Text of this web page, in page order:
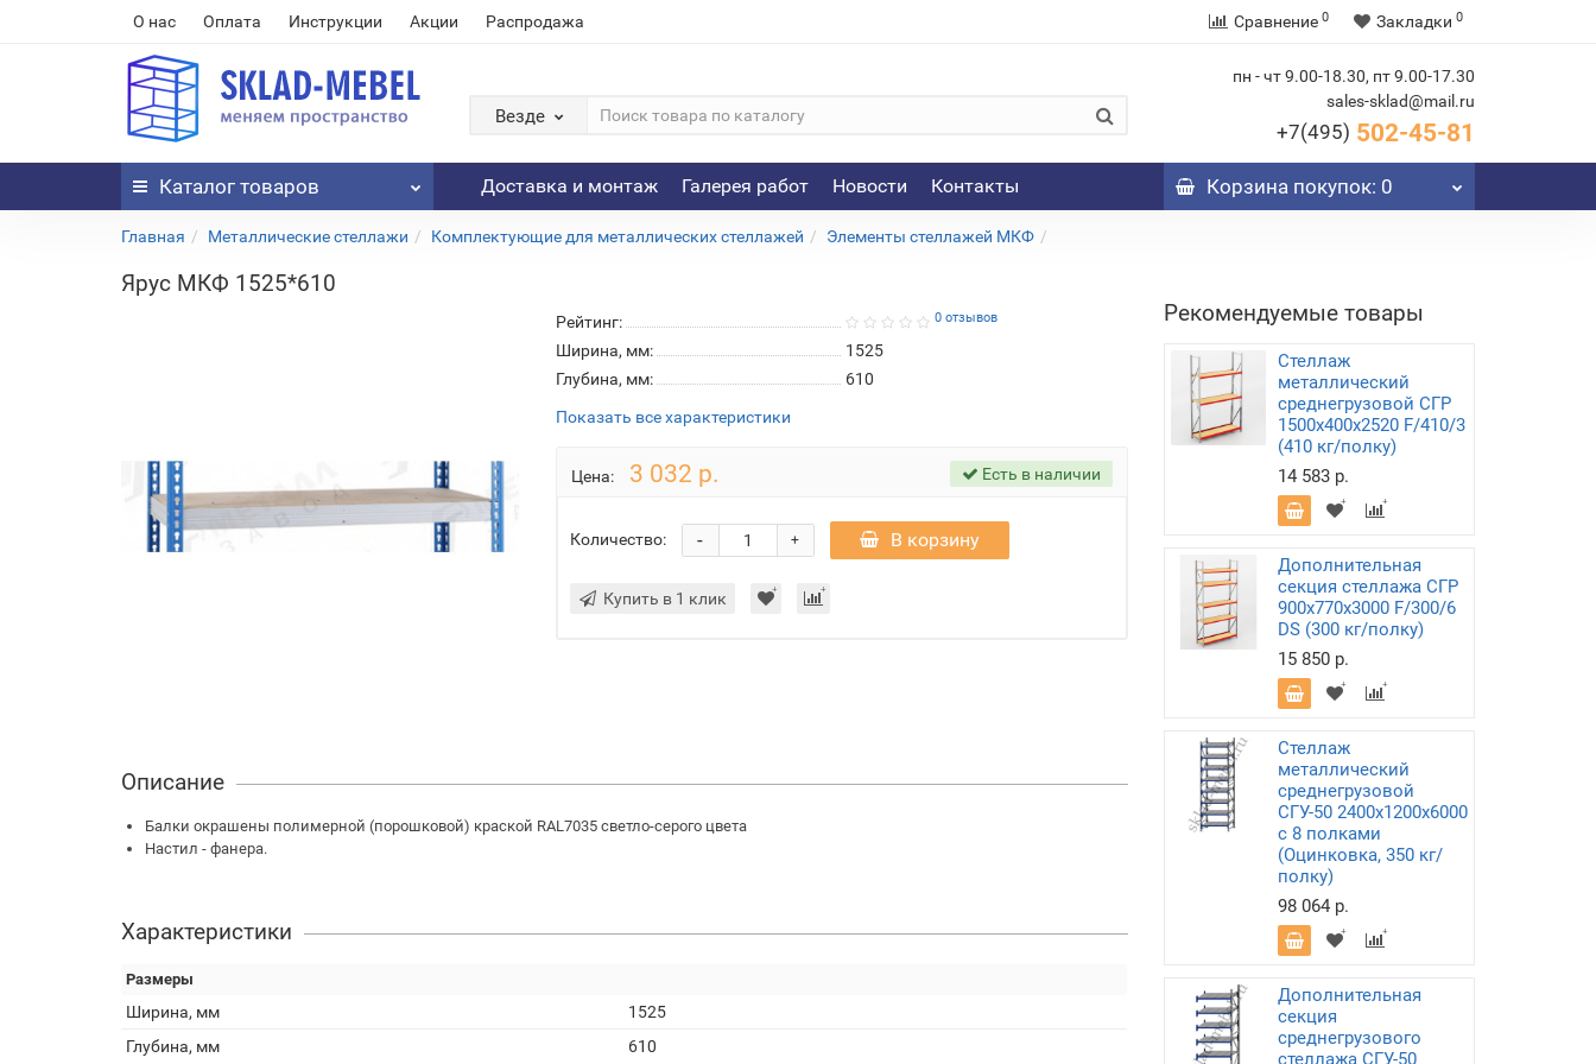
О нас Оплата Инструкции Акции Распродажа Сравнение 0 Закладки 0
Везде
пн - чт 9.00-18.30, пт 9.00-17.30
sales-sklad@mail.ru
+7(495) 502-45-81
Каталог товаров Доставка и монтаж Галерея работ Новости Контакты Корзинапокупок: 0
Главная Металлические стеллажи Комплектующие для металлических стеллажей Элементы стеллажей МКФ
Ярус МКФ 1525*610
Рейтинг: 0 отзывов
Ширина, мм:
1525
Глубина, мм:
610
Показать все характеристики
Цена: 3 032 р. Есть в наличии
Количество: +
- В корзину
Купить в 1 клик
Описание
Балки окрашены полимерной (порошковой) краской RAL7035 светло-серого цвета
Настил - фанера.
Характеристики
Размеры
Ширина, мм
1525
Глубина, мм
610
Рекомендуемые товары
Стеллаж
металлический
среднегрузовой СГР
1500х400х2520 F/410/3
(410 кг/полку)
14 583 р.
Дополнительная
секция стеллажа СГР
900х770х3000 F/300/6
DS (300 кг/полку)
15 850 р.
Стеллаж
металлический
среднегрузовой
СГУ-50 2400х1200х6000
с 8 полками
(Оцинковка, 350 кг/
полку)
98 064 р.
Дополнительная
секция
среднегрузового
стеллажа СГУ-50